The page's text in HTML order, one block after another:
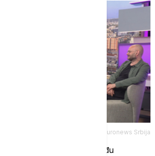
Euronews Srbija
bavi i kontrastom između